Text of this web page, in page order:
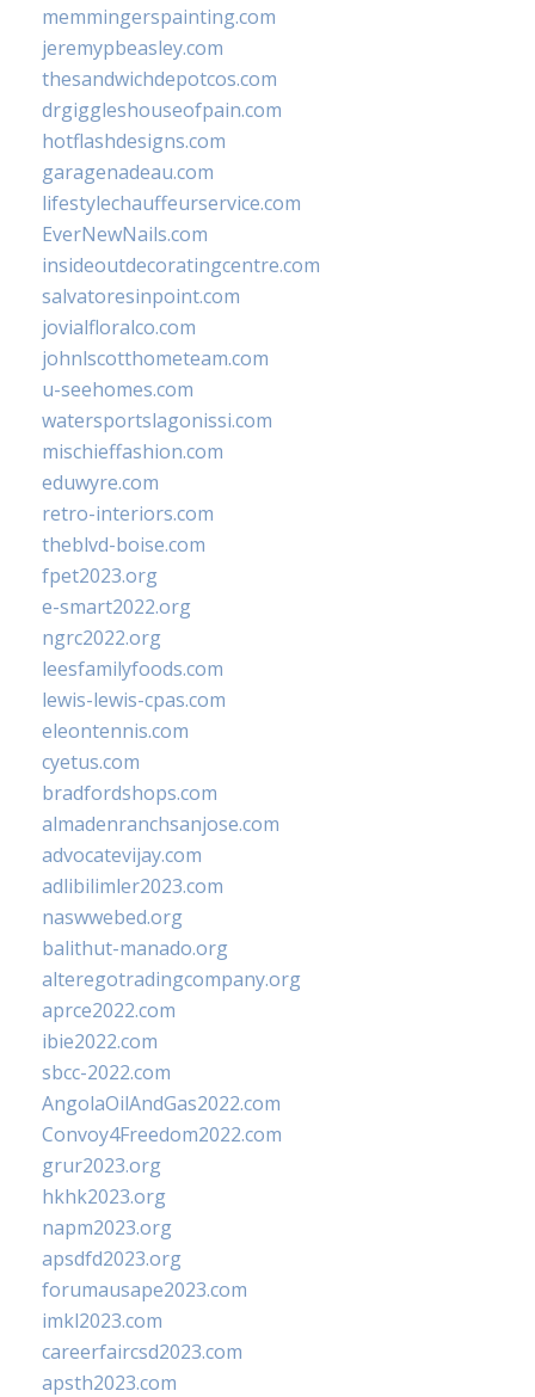
memmingerspainting.com
jeremypbeasley.com
thesandwichdepotcos.com
drgiggleshouseofpain.com
hotflashdesigns.com
garagenadeau.com
lifestylechauffeurservice.com
EverNewNails.com
insideoutdecoratingcentre.com
salvatoresinpoint.com
jovialfloralco.com
johnlscotthometeam.com
u-seehomes.com
watersportslagonissi.com
mischieffashion.com
eduwyre.com
retro-interiors.com
theblvd-boise.com
fpet2023.org
e-smart2022.org
ngrc2022.org
leesfamilyfoods.com
lewis-lewis-cpas.com
eleontennis.com
cyetus.com
bradfordshops.com
almadenranchsanjose.com
advocatevijay.com
adlibilimler2023.com
naswwebed.org
balithut-manado.org
alteregotradingcompany.org
aprce2022.com
ibie2022.com
sbcc-2022.com
AngolaOilAndGas2022.com
Convoy4Freedom2022.com
grur2023.org
hkhk2023.org
napm2023.org
apsdfd2023.org
forumausape2023.com
imkl2023.com
careerfaircsd2023.com
apsth2023.com